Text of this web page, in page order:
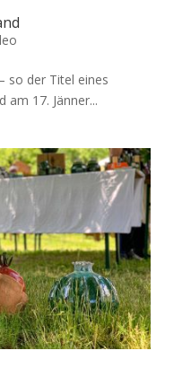
so der Titel eines
am 17. Jänner...